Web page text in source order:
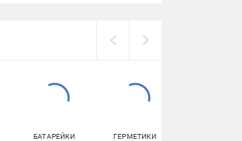
БАТАРЕЙКИ ГЕРМЕТИКИ